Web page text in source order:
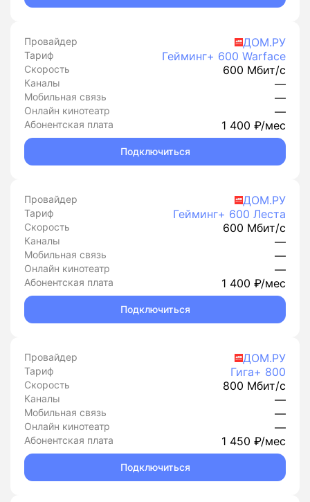
Провайдер ДОМ.РУ
Тариф Гейминг+ 600 Warface
Скорость 600 Мбит/с
Каналы —
Мобильная связь —
Онлайн кинотеатр —
Абонентская плата 1 400 ₽/мес
Подключиться
Провайдер ДОМ.РУ
Тариф Гейминг+ 600 Леста
Скорость 600 Мбит/с
Каналы —
Мобильная связь —
Онлайн кинотеатр —
Абонентская плата 1 400 ₽/мес
Подключиться
Провайдер ДОМ.РУ
Тариф Гига+ 800
Скорость 800 Мбит/с
Каналы —
Мобильная связь —
Онлайн кинотеатр —
Абонентская плата 1 450 ₽/мес
Подключиться